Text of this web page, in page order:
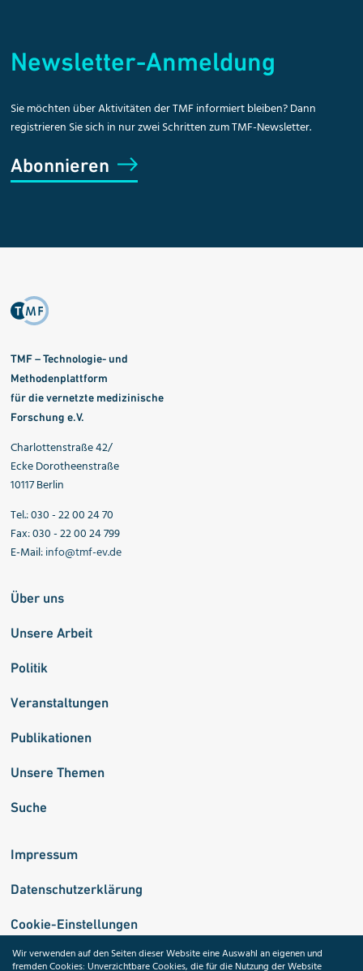
Newsletter-Anmeldung
Sie möchten über Aktivitäten der TMF informiert bleiben? Dann
registrieren Sie sich in nur zwei Schritten zum TMF-Newsletter.
Abonnieren
TMF – Technologie- und
Methodenplattform
für die vernetzte medizinische
Forschung e.V.
Charlottenstraße 42/
Ecke Dorotheenstraße
10117 Berlin
Tel.: 030 - 22 00 24 70
Fax: 030 - 22 00 24 799
E-Mail:info@tmf-ev.de
Über uns
Unsere Arbeit
Politik
Veranstaltungen
Publikationen
Unsere Themen
Suche
Impressum
Datenschutzerklärung
Cookie-Einstellungen
Wir verwenden auf den Seiten dieser Website eine Auswahl an eigenen und
fremden Cookies: Unverzichtbare Cookies, die für die Nutzung der Website